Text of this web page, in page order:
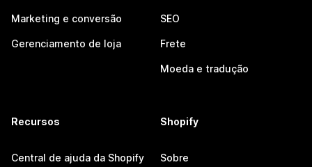
Marketing e conversão
Gerenciamento de loja
SEO
Frete
Moeda e tradução
Recursos
Central de ajuda da Shopify
Shopify
Sobre